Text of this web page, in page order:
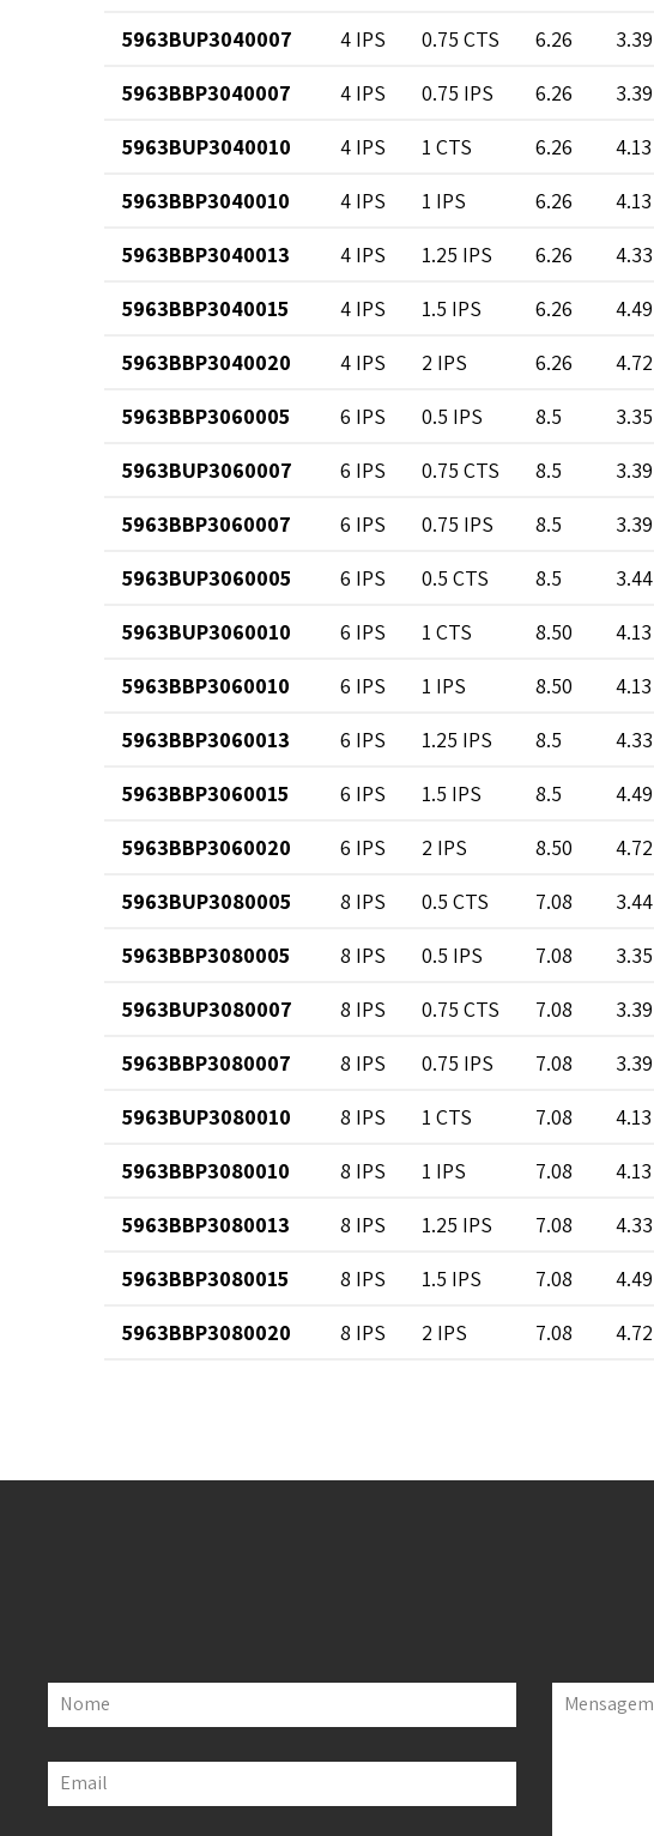
5963BUP3040007
4 IPS 0.75 CTS 6.26 3.39
5963BBP3040007
4 IPS 0.75 IPS 6.26 3.39
5963BUP3040010
4 IPS 1 CTS 6.26 4.13
5963BBP3040010
4 IPS 1 IPS 6.26 4.13
5963BBP3040013
4 IPS 1.25 IPS 6.26 4.33
5963BBP3040015
4 IPS 1.5 IPS 6.26 4.49
5963BBP3040020
4 IPS 2 IPS 6.26 4.72
5963BBP3060005
6 IPS 0.5 IPS 8.5 3.35
5963BUP3060007
6 IPS 0.75 CTS 8.5 3.39
5963BBP3060007
6 IPS 0.75 IPS 8.5 3.39
5963BUP3060005
6 IPS 0.5 CTS 8.5 3.44
5963BUP3060010
6 IPS 1 CTS 8.50 4.13
5963BBP3060010
6 IPS 1 IPS 8.50 4.13
5963BBP3060013
6 IPS 1.25 IPS 8.5 4.33
5963BBP3060015
6 IPS 1.5 IPS 8.5 4.49
5963BBP3060020
6 IPS 2 IPS 8.50 4.72
5963BUP3080005
8 IPS 0.5 CTS 7.08 3.44
5963BBP3080005
8 IPS 0.5 IPS 7.08 3.35
5963BUP3080007
8 IPS 0.75 CTS 7.08 3.39
5963BBP3080007
8 IPS 0.75 IPS 7.08 3.39
5963BUP3080010
8 IPS 1 CTS 7.08 4.13
5963BBP3080010
8 IPS 1 IPS 7.08 4.13
5963BBP3080013
8 IPS 1.25 IPS 7.08 4.33
5963BBP3080015
8 IPS 1.5 IPS 7.08 4.49
5963BBP3080020
8 IPS 2 IPS 7.08 4.72
Nome
Email
Mensagem